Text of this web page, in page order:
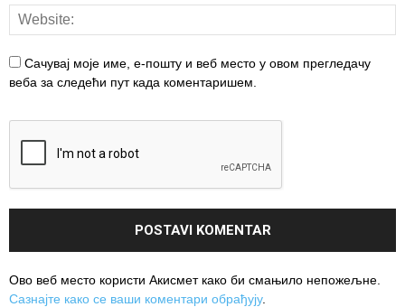
Сачувај моје име, е-пошту и веб место у овом прегледачу
веба за следећи пут када коментаришем.
Ово веб место користи Акисмет како би смањило непожељне.
Сазнајте како се ваши коментари обрађују.